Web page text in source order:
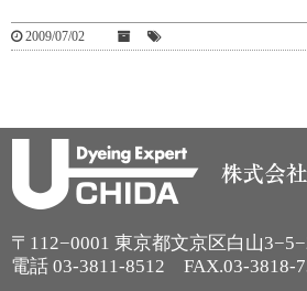
2009/07/02
〒112−0001 東京都文京区白山
電話 03-3811-8512 FAX.03-3818-